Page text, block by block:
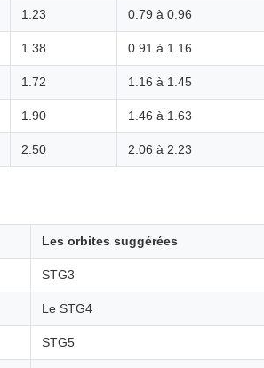
1.23 0.79 à 0.96
1.38 0.91 à 1.16
1.72 1.16 à 1.45
1.90 1.46 à 1.63
2.50 2.06 à 2.23
Les orbites suggérées
STG3
Le STG4
STG5